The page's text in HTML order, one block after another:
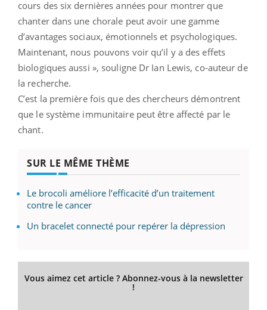
cours des six dernières années pour montrer que
chanter dans une chorale peut avoir une gamme
d’avantages sociaux, émotionnels et psychologiques.
Maintenant, nous pouvons voir qu’il y a des effets
biologiques aussi », souligne Dr Ian Lewis, co-auteur de
la recherche.
C’est la première fois que des chercheurs démontrent
que le système immunitaire peut être affecté par le
chant.
SUR LE MÊME THÈME
Le brocoli améliore l’efficacité d’un traitement
contre le cancer
Un bracelet connecté pour repérer la dépression
Vous aimez cet article ? Abonnez-vous à la newsletter
!